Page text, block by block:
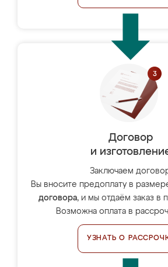
Договор
и
Заключаем
Вы вносите предоплату в
договора, и мы отдаём заказ в
Возможна оплата в
УЗНАТЬ О